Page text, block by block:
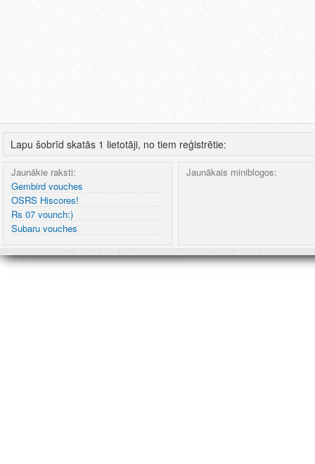
Lapu šobrīd skatās 1 lietotāji, no tiem reģistrētie:
Jaunākie raksti:
Gembird vouches
OSRS Hiscores!
Rs 07 vounch:)
Subaru vouches
Jaunākais miniblogos: